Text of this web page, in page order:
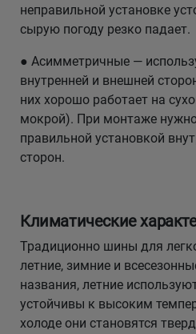
неправильной установке
сырую погоду резко падает.
● Асимметричные —
внутренней и внешней
них хорошо работает на
мокрой). При монтаже
правильной установкой
сторон.
Климатические
Традиционно шины для
летние, зимние и
названия, летние
устойчивы к высоким
холоде они становятся
Шымкент
Экибастуз
Бишкек